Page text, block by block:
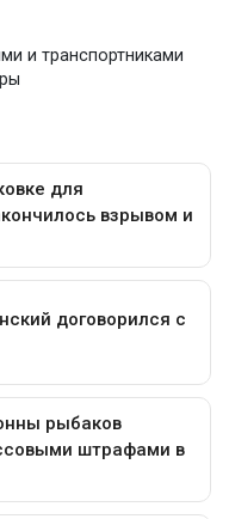
и транспортниками